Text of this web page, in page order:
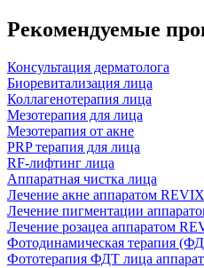
Рекомендуемые
Консультация дерматолога
Биоревитализация лица
Коллагенотерапия лица
Мезотерапия для лица
Мезотерапия от акне
PRP терапия для лица
RF-лифтинг лица
Аппаратная чистка лица
Лечение акне аппаратом
Лечение пигментации
Лечение розацеа аппаратом
Фотодинамическая терапия
Фототерапия ФДТ лица